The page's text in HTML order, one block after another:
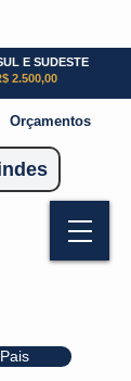
E SUDESTE
2.500,00
Orçamentos